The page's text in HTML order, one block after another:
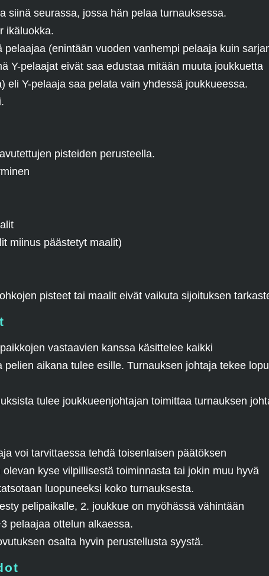
siinä seurassa, jossa hän pelaa turnauksessa.
ikäluokka.
(enintään vuoden vanhempi pelaaja kuin
Y-pelaajat eivät saa edustaa mitään muuta joukkuetta
eli Y-pelaaja saa pelata vain yhdessä joukkueessa.
pisteiden perusteella.
miinus päästetyt maalit)
pisteet tai maalit eivät vaikuta sijoituksen
vastaavien kanssa käsittelee kaikki
aikana tulee esille. Turnauksen johtaja tekee
tulee joukkueenjohtajan toimittaa turnauksen
voi tarvittaessa tehdä toisenlaisen päätöksen
kyse vilpillisestä toiminnasta tai jokin muu hyvä
luopuneeksi koko turnauksesta.
pelipaikalle, 2. joukkue on myöhässä vähintään
pelaajaa ottelun alkaessa.
osalta hyvin perustellusta syystä.